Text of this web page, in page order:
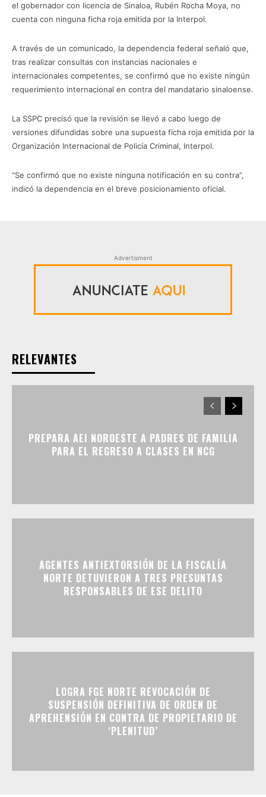
el gobernador con licencia de Sinaloa, Rubén Rocha Moya, no
cuenta con ninguna ficha roja emitida por la Interpol.
A través de un comunicado, la dependencia federal señaló que,
tras realizar consultas con instancias nacionales e
internacionales competentes, se confirmó que no existe ningún
requerimiento internacional en contra del mandatario sinaloense.
La SSPC precisó que la revisión se llevó a cabo luego de
versiones difundidas sobre una supuesta ficha roja emitida por la
Organización Internacional de Policía Criminal, Interpol.
“Se confirmó que no existe ninguna notificación en su contra”,
indicó la dependencia en el breve posicionamiento oficial.
Advertisment
RELEVANTES
PREPARA AEI NOROESTE A PADRES DE FAMILIA
PARA EL REGRESO A CLASES EN NCG
AGENTES ANTIEXTORSIÓN DE LA FISCALÍA
NORTE DETUVIERON A TRES PRESUNTAS
RESPONSABLES DE ESE DELITO
LOGRA FGE NORTE REVOCACIÓN DE
SUSPENSIÓN DEFINITIVA DE ORDEN DE
APREHENSIÓN EN CONTRA DE PROPIETARIO DE
‘PLENITUD’